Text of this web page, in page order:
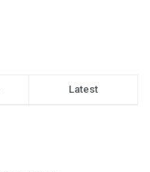
Latest